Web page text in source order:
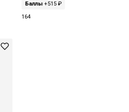
Баллы+515 ₽
164